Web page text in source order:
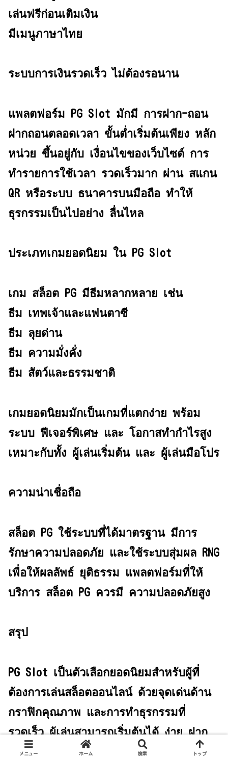
เล่นฟรีก่อนเติมเงิน
มีเมนูภาษาไทย
ระบบการเงินรวดเร็ว ไม่ต้องรอนาน
แพลตฟอร์ม PG Slot มักมี การฝาก-ถอน
ฝากถอนตลอดเวลา ขั้นต่ำเริ่มต้นเพียง หลัก
หน่วย ขึ้นอยู่กับ เงื่อนไขของเว็บไซต์ การ
ทำรายการใช้เวลา รวดเร็วมาก ผ่าน สแกน
QR หรือระบบ ธนาคารบนมือถือ ทำให้
ธุรกรรมเป็นไปอย่าง ลื่นไหล
ประเภทเกมยอดนิยม ใน PG Slot
เกม สล็อต PG มีธีมหลากหลาย เช่น
ธีม เทพเจ้าและแฟนตาซี
ธีม ลุยด่าน
ธีม ความมั่งคั่ง
ธีม สัตว์และธรรมชาติ
เกมยอดนิยมมักเป็นเกมที่แตกง่าย พร้อม
ระบบ ฟีเจอร์พิเศษ และ โอกาสทำกำไรสูง
เหมาะกับทั้ง ผู้เล่นเริ่มต้น และ ผู้เล่นมือโปร
ความน่าเชื่อถือ
สล็อต PG ใช้ระบบที่ได้มาตรฐาน มีการ
รักษาความปลอดภัย และใช้ระบบสุ่มผล RNG
เพื่อให้ผลลัพธ์ ยุติธรรม แพลตฟอร์มที่ให้
บริการ สล็อต PG ควรมี ความปลอดภัยสูง
สรุป
PG Slot เป็นตัวเลือกยอดนิยมสำหรับผู้ที่
ต้องการเล่นสล็อตออนไลน์ ด้วยจุดเด่นด้าน
กราฟิกคุณภาพ และการทำธุรกรรมที่
รวดเร็ว ผู้เล่นสามารถเริ่มต้นได้ ง่าย ฝาก
ถอนสะดวก และเลือกเกมได้ ครบทุกหมวด
メニュー ホーム 検索 トップ